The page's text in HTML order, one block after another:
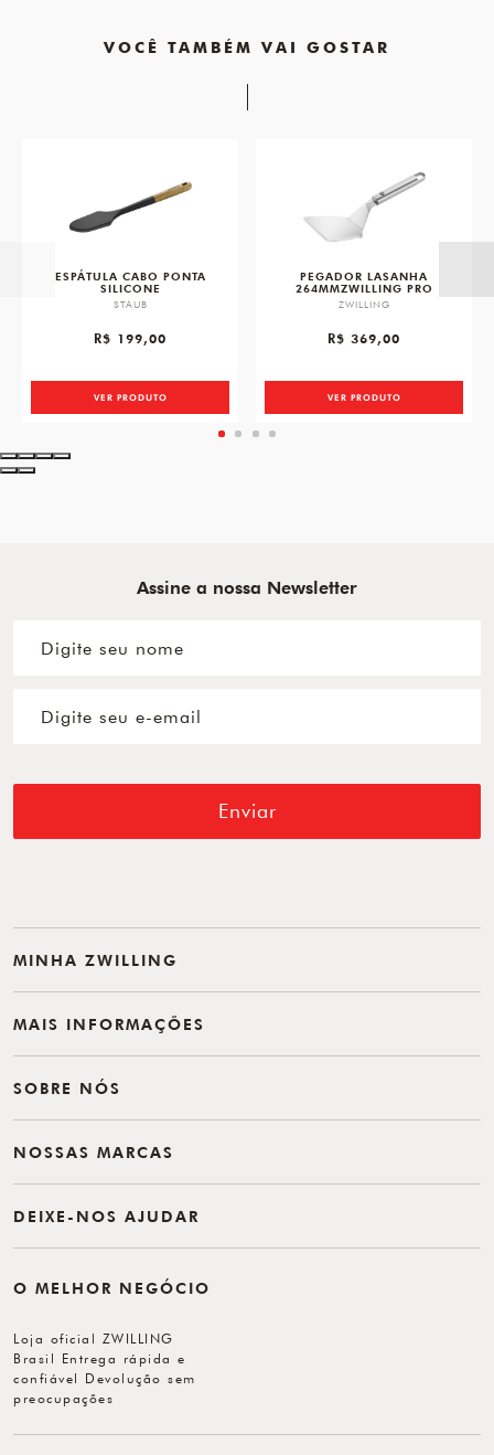
VOCÊ TAMBÉM VAI GOSTAR
ESPÁTULA CABO PONTA
SILICONE
STAUB
R$ 199,00
VER PRODUTO
PEGADOR LASANHA
264MMZWILLING PRO
ZWILLING
R$ 369,00
VER PRODUTO
Assine a nossa Newsletter
Enviar
MINHA ZWILLING
MAIS INFORMAÇÕES
SOBRE NÓS
NOSSAS MARCAS
DEIXE-NOS AJUDAR
O MELHOR NEGÓCIO
Loja oficial ZWILLING
Brasil Entrega rápida e
confiável Devolução sem
preocupações